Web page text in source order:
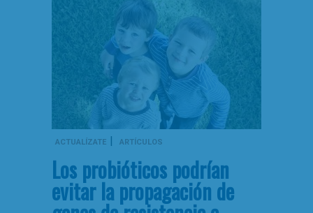
ACTUALÍZATE | ARTÍCULOS
Los probióticos podrían
evitar la propagación de